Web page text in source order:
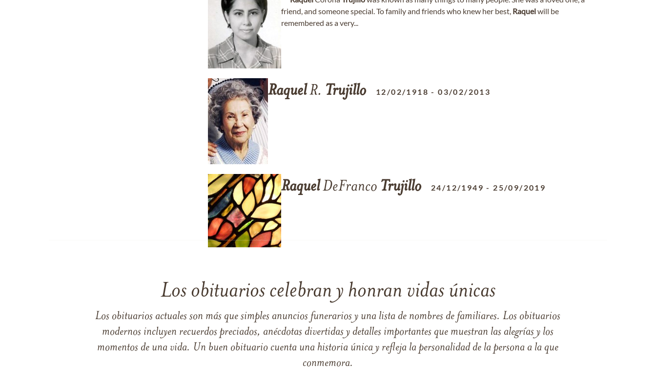
friend, and someone special. To family and friends who knew her best, Raquelwill be
remembered as a very...
RaquelR. Trujillo 12/02/1918 -03/02/2013
RaquelDeFranco Trujillo 24/12/1949 - 25/09/2019
Los obituarios celebran y honran vidas únicas
Los obituarios actuales son más que simples anuncios funerarios y una lista de nombres de familiares. Los obituarios
modernos incluyen recuerdos preciados, anécdotas divertidas y detalles importantes que muestran las alegrías y los
momentos de una vida. Un buen obituario cuenta una historia única y refleja la personalidad de la persona a la que
conmemora.